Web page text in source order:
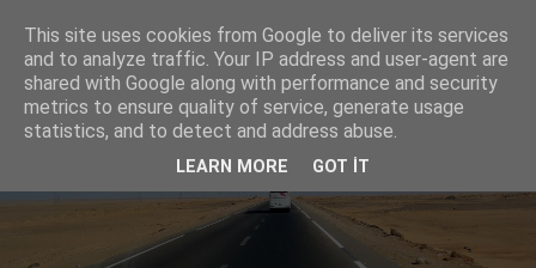
This site uses cookies from Google to deliver its services
and to analyze traffic. Your IP address and user-agent are
shared with Google along with performance and security
metrics to ensure quality of service, generate usage
statistics, and to detect and address abuse.
LEARN MORE GOT IT